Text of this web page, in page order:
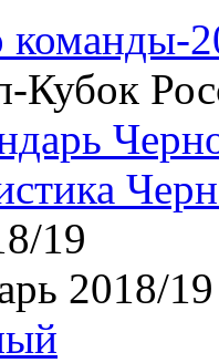
команды-
Кубок
19
2018/19